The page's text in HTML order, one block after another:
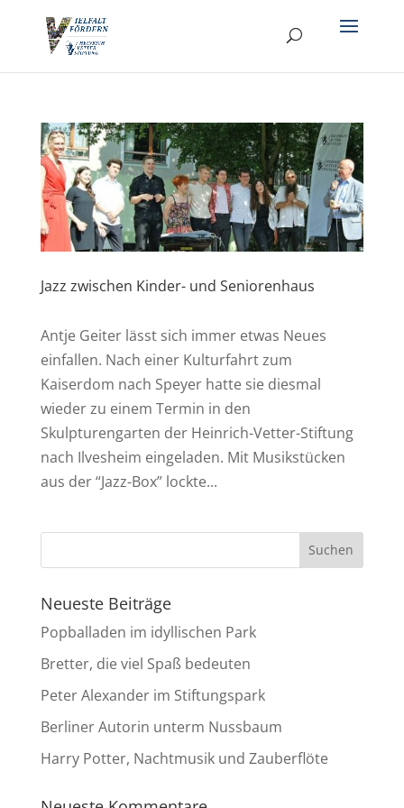
Jazz zwischen Kinder- und Seniorenhaus
Antje Geiter lässt sich immer etwas Neues
einfallen. Nach einer Kulturfahrt zum
Kaiserdom nach Speyer hatte sie diesmal
wieder zu einem Termin in den
Skulpturengarten der Heinrich-Vetter-Stiftung
nach Ilvesheim eingeladen. Mit Musikstücken
aus der “Jazz-Box” lockte...
Neueste Beiträge
Popballaden im idyllischen Park
Bretter, die viel Spaß bedeuten
Peter Alexander im Stiftungspark
Berliner Autorin unterm Nussbaum
Harry Potter, Nachtmusik und Zauberflöte